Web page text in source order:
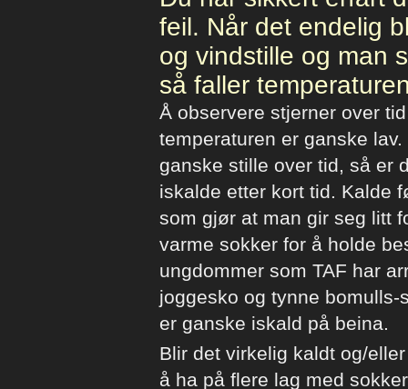
feil. Når det endelig
og vindstille og man
så faller
Å observere stjerner over
temperaturen er ganske
ganske stille over tid, så er
iskalde etter kort tid. Kalde
som gjør at man gir seg litt
varme sokker for å holde
ungdommer som TAF har
joggesko og tynne
er ganske iskald på beina.
Blir det virkelig kaldt og/
å ha på flere lag med